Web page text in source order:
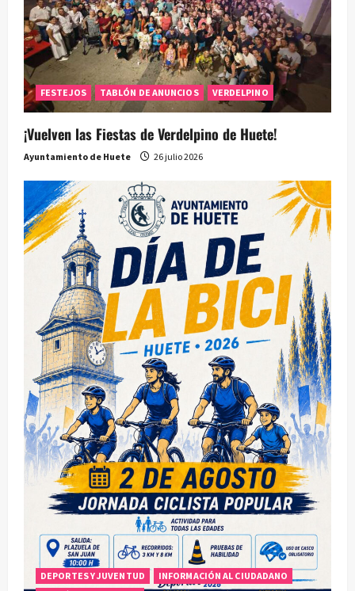
FESTEJOS TABLÓN DE ANUNCIOS VERDELPINO
¡Vuelven las Fiestas de Verdelpino de Huete!
Ayuntamiento de Huete 26 julio 2026
DEPORTES Y JUVENTUD
INFORMACIÓN AL CIUDADANO